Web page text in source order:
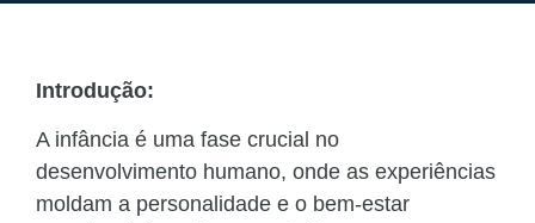
Introdução:
A infância é uma fase crucial no
desenvolvimento humano, onde as experiências
moldam a personalidade e o bem-estar